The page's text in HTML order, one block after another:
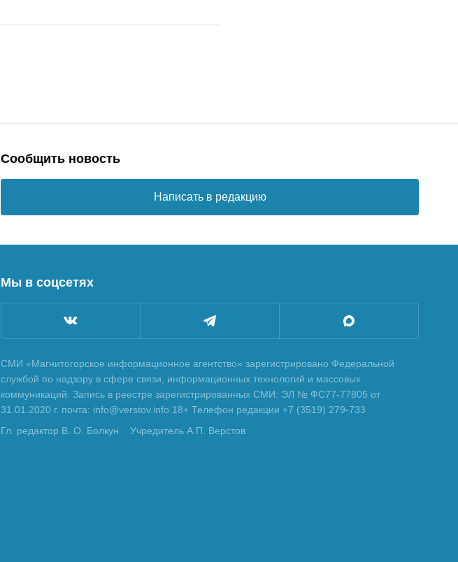
Сообщить новость
Написать в редакцию
Мы в соцсетях
СМИ «Магнитогорское информационное агентство» зарегистрировано Федеральной
службой по надзору в сфере связи, информационных технологий и массовых
коммуникаций. Запись в реестре зарегистрированных СМИ: ЭЛ № ФС77-77805 от
31.01.2020 г. почта: info@verstov.info 18+ Телефон редакции +7 (3519) 279-733
Гл. редактор В. О. Болкун
Учредитель А.П. Верстов